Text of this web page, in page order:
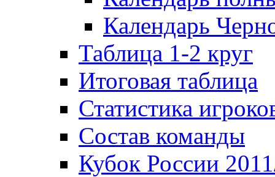
Календарь
Таблица 1-2 круг
Итоговая таблица
Статистика
Состав команды
Кубок России